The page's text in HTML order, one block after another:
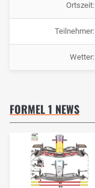
Ortszeit:
Teilnehmer:
Wetter:
FORMEL 1 NEWS